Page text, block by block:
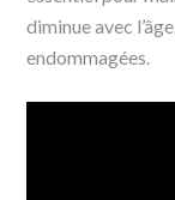
diminue avec
endommagées.